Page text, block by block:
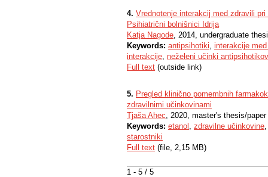
1 - 5 / 5
4. Vrednotenje interakcij med zdravili
Psihiatrični bolnišnici Idrija
Katja Nagode, 2014, undergraduate
Keywords: antipsihotiki, interakcije
interakcije, neželeni učinki antipsihotikov
Full text (outside link)
5. Pregled klinično pomembnih
zdravilnimi učinkovinami
Tjaša Ahec, 2020, master's thesis/paper
Keywords: etanol , zdravilne učinkovine
starostniki
Full text (file, 2,15 MB)